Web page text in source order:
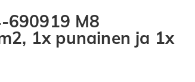
690919 M8
1x punainen ja 1x